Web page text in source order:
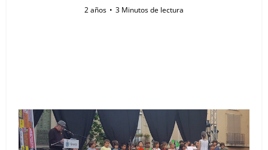
2 años 3 Minutos de lectura